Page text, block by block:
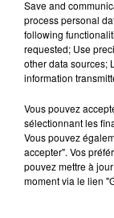
À Hoerdt, de
Depuis plusieurs
l’eau brune
nombreuses
Save and
process personal
following
requested; Use
other data sources;
information
Vous pouvez
sélectionnant les
Vous pouvez
accepter". Vos
pouvez mettre à
moment via le lien